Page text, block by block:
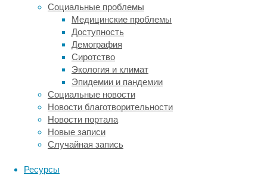
Социальные проблемы
Медицинские проблемы
Доступность
Демография
Сиротство
Экология и климат
Эпидемии и пандемии
Социальные новости
Новости благотворительности
Новости портала
Новые записи
Случайная запись
Ресурсы
пациентам
CNGA3-
ахроматопсией
—
врожденным
наследственным
нарушением
зрения,
при
котором
человек
мир